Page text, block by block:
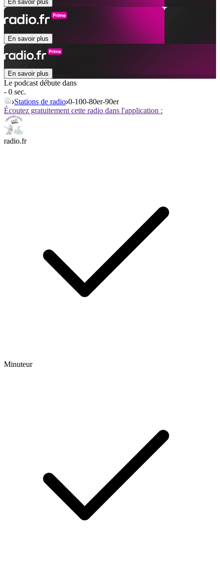
En savoir plus
En savoir plus
En savoir plus
Le podcast débute dans
- 0 sec.
Stations de radio 0-100-80er-90er
Écoutez gratuitement cette radio dans l'application :
radio.fr
Minuteur